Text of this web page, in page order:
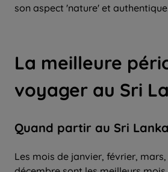
son aspect 'nature' et
La meilleure
voyager au Sri
Quand partir au Sri
Les mois de janvier, février,